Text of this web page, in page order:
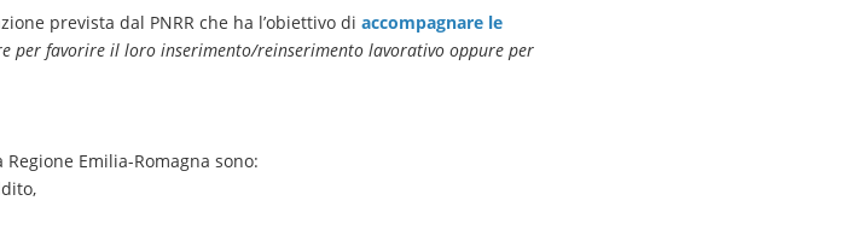
prevista dal PNRR che ha l’obiettivo di accompagnare le
per favorire il loro inserimento/reinserimento lavorativo oppure per
Emilia-Romagna sono: